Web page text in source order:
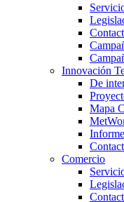
Innovación
De
Mapa
Comercio